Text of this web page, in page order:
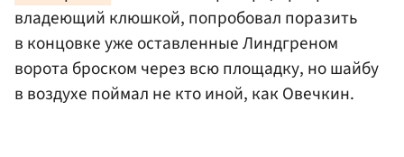
владеющий клюшкой, попробовал поразить
в концовке уже оставленные Линдгреном
ворота броском через всю площадку, но шайбу
в воздухе поймал не кто иной, как Овечкин.